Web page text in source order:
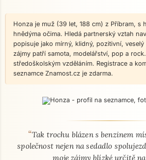
Honza je muž (39 let, 188 cm) z Příbram, s
hnědýma očima. Hledá partnerský vztah
popisuje jako mírný, klidný, pozitivní, veselý
zájmy patří samota, modelářství, pop a
středoškolským vzděláním. Registrace a
seznamce Znamost.cz je zdarma.
O mně - seznamka profil
“Tak trochu blázen s benzinem
společnost nejen na sedadlo
moje zájmy blízké určitě